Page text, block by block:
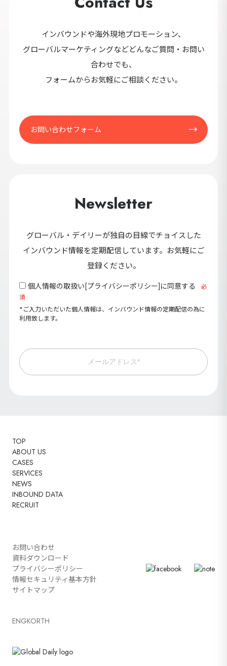
インバウンドや海外現地プロモーション、
グローバルマーケティングなどどんなご質問・お問い
合わせでも、
フォームからお気軽にご相談ください。
お問い合わせフォーム
Newsletter
グローバル・デイリーが独自の目線でチョイスした
インバウンド情報を定期配信しています。お気軽にご
登録ください。
個人情報の取扱い[プライバシーポリシー]に同意する
必
須
*ご入力いただいた個人情報は、インバウンド情報の定期配信の為に
利用致します。
メールアドレス*
TOP
ABOUT US
CASES
SERVICES
NEWS
INBOUND DATA
RECRUIT
お問い合わせ
資料ダウンロード
プライバシーポリシー
情報セキュリティ基本方針
サイトマップ
ENGKORTH